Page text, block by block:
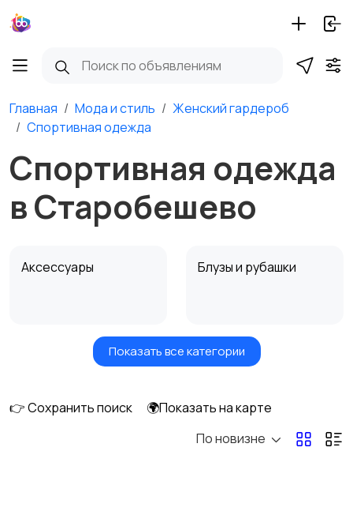
Главная Мода и стиль
Женский гардероб
Спортивная одежда
Спортивная одежда
в Старобешево
Аксессуары Блузы и рубашки
Будущим мамам Верхняя одежда
Домашняя одежда
Показать все категории
👉 Сохранить поиск
🌍Показать на карте
По новизне